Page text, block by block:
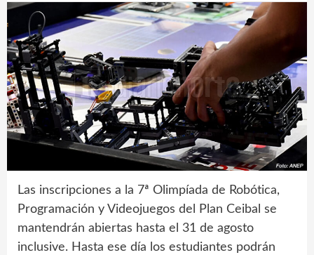
Las inscripciones a la 7ª Olimpíada de Robótica,
Programación y Videojuegos del Plan Ceibal se
mantendrán abiertas hasta el 31 de agosto
inclusive. Hasta ese día los estudiantes podrán